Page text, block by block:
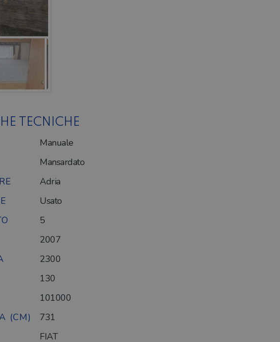
TECNICHE
Manuale
Mansardato
Adria
Usato
5
2007
2300
130
101000
(CM)
731
FIAT